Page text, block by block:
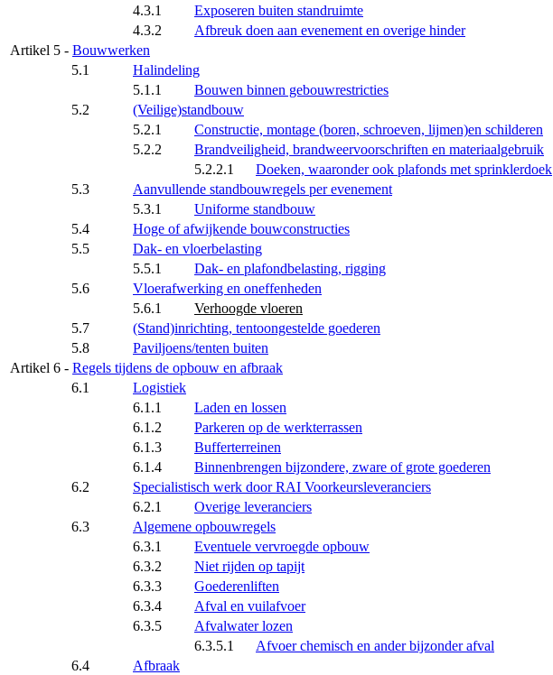
4.3.1
Exposeren buiten standruimte
4.3.2
Afbreuk doen aan evenement en overige hinder
Artikel 5 - Bouwwerken
5.1
Halindeling
5.1.1
Bouwen binnen gebouwrestricties
5.2
(Veilige)standbouw
5.2.1
Constructie, montage (boren, schroeven, lijmen)en schilderen
5.2.2
Brandveiligheid, brandweervoorschriften en materiaalgebruik
5.2.2.1
Doeken, waaronder ook plafonds met sprinklerdoek
5.3
Aanvullende standbouwregels per evenement
5.3.1
Uniforme standbouw
5.4
Hoge of afwijkende bouwconstructies
5.5
Dak- en vloerbelasting
5.5.1
Dak- en plafondbelasting, rigging
5.6
Vloerafwerking en oneffenheden
5.6.1
Verhoogde vloeren
5.7
(Stand)inrichting, tentoongestelde goederen
5.8
Paviljoens/tenten buiten
Artikel 6 - Regels tijdens de opbouw en afbraak
6.1
Logistiek
6.1.1
Laden en lossen
6.1.2
Parkeren op de werkterrassen
6.1.3
Bufferterreinen
6.1.4
Binnenbrengen bijzondere, zware of grote goederen
6.2
Specialistisch werk door RAI Voorkeursleveranciers
6.2.1
Overige leveranciers
6.3
Algemene opbouwregels
6.3.1
Eventuele vervroegde opbouw
6.3.2
Niet rijden op tapijt
6.3.3
Goederenliften
6.3.4
Afval en vuilafvoer
6.3.5
Afvalwater lozen
6.3.5.1
Afvoer chemisch en ander bijzonder afval
6.4
Afbraak